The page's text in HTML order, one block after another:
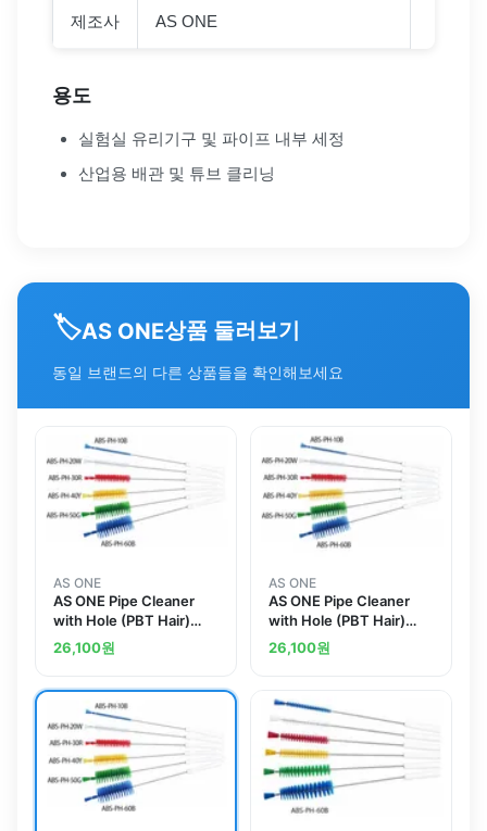
제조사 AS ONE
용도
실험실 유리기구 및 파이프 내부 세정
산업용 배관 및 튜브 클리닝
🏷️AS ONE상품 둘러보기
동일 브랜드의 다른 상품들을 확인해보세요
AS ONE
AS ONE Pipe Cleaner
with Hole (PBT Hair)
500 x 135 x φ 40 mm
Whiteand others
26,100원
AS ONE
AS ONE Pipe Cleaner
with Hole (PBT Hair)
500 x 135 x φ 30 mm
Whiteand others
26,100원